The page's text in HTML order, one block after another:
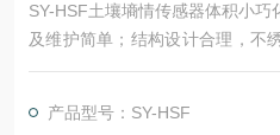
SY-HSF土壤墒情传感器体积小
及维护简单；结构设计合理，不
环氧树脂纯胶体封装，密封性好
靠，确保正常工作；响应速度快
产品型号：SY-HSF